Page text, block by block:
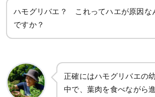
ハモグリバエ？ これってハエが原因な
ですか？
正確にはハモグリバエの
中で、葉肉を食べながら